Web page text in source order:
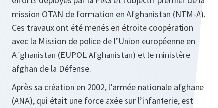
mission OTAN de formation en Afghanistan (NTM-A).
Ces travaux ont été menés en étroite coopération
avec la Mission de police de l’Union européenne en
Afghanistan (EUPOL Afghanistan) et le ministère
afghan de la Défense.
Après sa création en 2002, l’armée nationale afghane
(ANA), qui était une force axée sur l’infanterie, est